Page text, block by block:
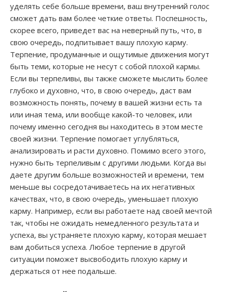
уделять себе больше времени, ваш внутренний голос
сможет дать вам более четкие ответы. Поспешность,
скорее всего, приведет вас на неверный путь, что, в
свою очередь, подпитывает вашу плохую карму.
Терпение, продуманные и ощутимые движения могут
быть теми, которые не несут с собой плохой кармы.
Если вы терпеливы, вы также сможете мыслить более
глубоко и духовно, что, в свою очередь, даст вам
возможность понять, почему в вашей жизни есть та
или иная тема, или вообще какой-то человек, или
почему именно сегодня вы находитесь в этом месте
своей жизни. Терпение помогает углубляться,
анализировать и расти духовно. Помимо всего этого,
нужно быть терпеливым с другими людьми. Когда вы
даете другим больше возможностей и времени, тем
меньше вы сосредотачиваетесь на их негативных
качествах, что, в свою очередь, уменьшает плохую
карму. Например, если вы работаете над своей мечтой
так, чтобы не ожидать немедленного результата и
успеха, вы устраняете плохую карму, которая мешает
вам добиться успеха. Любое терпение в другой
ситуации поможет высвободить плохую карму и
держаться от нее подальше.